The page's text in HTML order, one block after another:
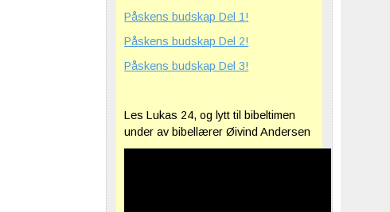
Påskens budskap Del 1!
Påskens budskap Del 2!
Påskens budskap Del 3!
Les Lukas 24, og lytt til bibeltimen
under av bibellærer Øivind Andersen